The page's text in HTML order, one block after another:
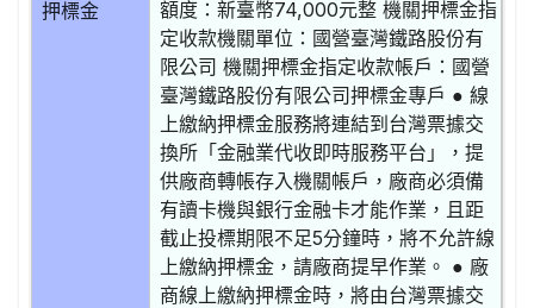
押標金
額度：新臺幣74,000元整 機關押標金指
定收款機關單位：國營臺灣鐵路股份有
限公司 機關押標金指定收款帳戶：國營
臺灣鐵路股份有限公司押標金專戶 ● 線
上繳納押標金服務將連結到台灣票據交
換所「金融業代收即時服務平台」，提
供廠商轉帳存入機關帳戶，廠商必須備
有讀卡機與銀行金融卡才能作業，且距
截止投標期限不足5分鐘時，將不允許線
上繳納押標金，請廠商提早作業。 ● 廠
商線上繳納押標金時，將由台灣票據交